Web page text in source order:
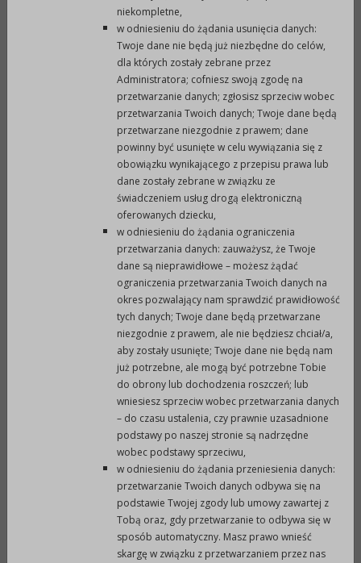
w sprawie wieloletniego planu rozwoju i modernizacji
urządzeń wodociągowych i urządzeń
kanalizacyjnych.pdf (5,26MB)
Druk nr 906 - Projekt uchwały zmieniającej uchwałę
w sprawie uchwalenia planu pracy Rady Miejskiej.pdf
Metryczka
wytworzono: 24-01-2018
opublikowano: 24-01-2018 10:49
zmodyfikowano: 30-01-2018 10:52
podmiot
udostępniający:
Urząd Miejski w
Prudniku
niekompletne,
w odniesieniu do żądania usunięcia danych:
Twoje dane nie będą już niezbędne do celów,
dla których zostały zebrane przez
Administratora; cofniesz swoją zgodę na
przetwarzanie danych; zgłosisz sprzeciw wobec
przetwarzania Twoich danych; Twoje dane będą
przetwarzane niezgodnie z prawem; dane
powinny być usunięte w celu wywiązania się z
obowiązku wynikającego z przepisu prawa lub
dane zostały zebrane w związku ze
świadczeniem usług drogą elektroniczną
oferowanych dziecku,
w odniesieniu do żądania ograniczenia
przetwarzania danych: zauważysz, że Twoje
dane są nieprawidłowe – możesz żądać
ograniczenia przetwarzania Twoich danych na
okres pozwalający nam sprawdzić prawidłowość
tych danych; Twoje dane będą przetwarzane
niezgodnie z prawem, ale nie będziesz chciał/a,
aby zostały usunięte; Twoje dane nie będą nam
już potrzebne, ale mogą być potrzebne Tobie
do obrony lub dochodzenia roszczeń; lub
wniesiesz sprzeciw wobec przetwarzania danych
– do czasu ustalenia, czy prawnie uzasadnione
podstawy po naszej stronie są nadrzędne
wobec podstawy sprzeciwu,
w odniesieniu do żądania przeniesienia danych:
przetwarzanie Twoich danych odbywa się na
podstawie Twojej zgody lub umowy zawartej z
Tobą oraz, gdy przetwarzanie to odbywa się w
sposób automatyczny. Masz prawo wnieść
skargę w związku z przetwarzaniem przez nas